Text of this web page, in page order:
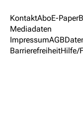
KontaktAboE-Paper
Mediadaten
ImpressumAGB
BarrierefreiheitHilfe/